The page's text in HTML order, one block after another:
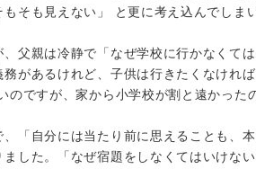
そも見えない」 と更に考え込んでしま
父親は冷静で「なぜ学校に行かなくて
があるけれど、子供は行きたくなけれ
のですが、家から小学校が割と遠かっ
「自分には当たり前に思えることも、
した。「なぜ宿題をしなくてはいけな